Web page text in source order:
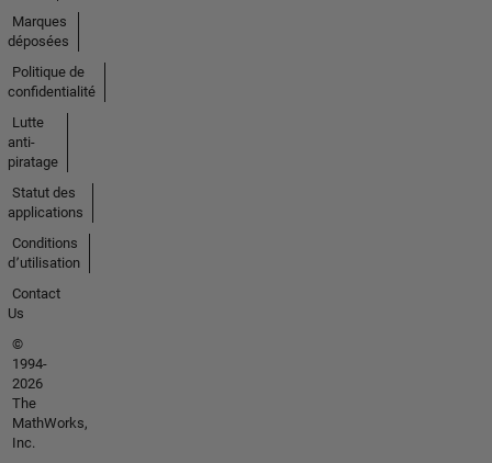
Marques
déposées
Politique de
confidentialité
Lutte
anti-
piratage
Statut des
applications
Conditions
d՚utilisation
Contact
Us
©
1994-
2026
The
MathWorks,
Inc.